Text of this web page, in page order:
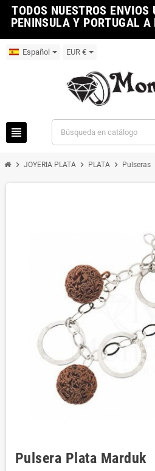
TODOS NUESTROS ENVIOS
PENINSULA Y PORTUGAL A
Español EUR €
view_headline
chevron_right JOYERIA PLATA chevron_right PLATA chevron_right Pulseras
Pulsera Plata Marduk